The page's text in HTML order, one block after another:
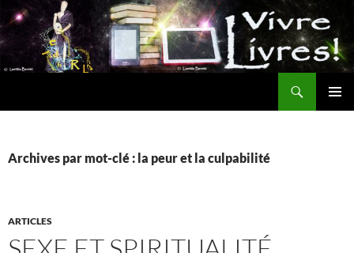
Aller
au
contenu
Archives par mot-clé : la peur et la culpabilité
ARTICLES